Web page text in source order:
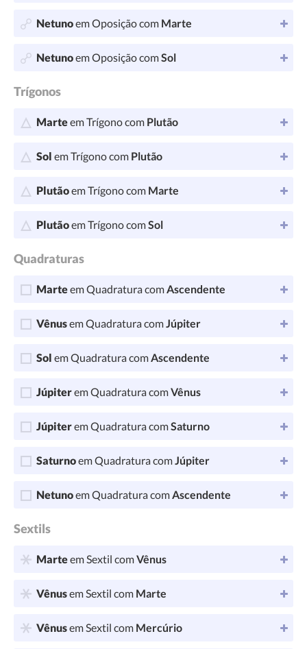
Netunoem Oposição com Marte
Netunoem Oposição comSol
Trígonos
Marteem Trígono com Plutão
Sol em Trígono com Plutão
Plutãoem Trígono com Marte
Plutãoem Trígono comSol
Quadraturas
Marteem Quadratura comAscendente
Vênusem Quadratura comJúpiter
Sol em Quadratura comAscendente
Júpiterem Quadratura comVênus
Júpiterem Quadratura comSaturno
Saturnoem Quadratura comJúpiter
Netunoem Quadratura comAscendente
Sextils
Marteem Sextil comVênus
Vênusem Sextil com Marte
Vênusem Sextil com Mercúrio